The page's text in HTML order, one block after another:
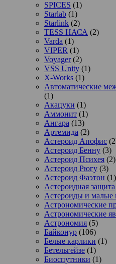
SPICES (1)
Starlab (1)
Starlink (2)
TESS НАСА (2)
Varda (1)
VIPER (1)
Voyager(2)
VSS Unity (1)
X-Works (1)
Автоматические
(1)
Акацуки (1)
Аммонит (1)
Ангара (13)
Артемида (2)
Астероид Апофис
Астероид Бенну (3)
Астероид Психея (2)
Астероид Рюгу (3)
Астероид Фаэтон (1)
Астероидная защита
Астероиды и малые
Астрономические
Астрономические
Астрономия (5)
Байконур (106)
Белые карлики (1)
Бетельгейзе (1)
Биоспутники (1)